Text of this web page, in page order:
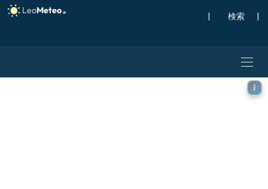
| |
GFS モデル - スイス, 気温